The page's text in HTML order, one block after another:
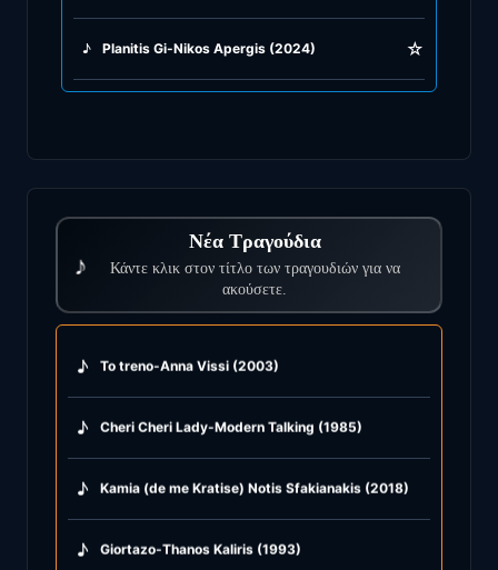
♪ Planitis Gi-Nikos Apergis (2024) ☆
♪
Νέα Τραγούδια
Κάντε κλικ στον τίτλο των τραγουδιών για να
ακούσετε.
♪ To treno-Anna Vissi (2003)
♪ Cheri Cheri Lady-Modern Talking (1985)
♪ Kamia (de me Kratise) Notis Sfakianakis (2018)
♪ Giortazo-Thanos Kaliris (1993)